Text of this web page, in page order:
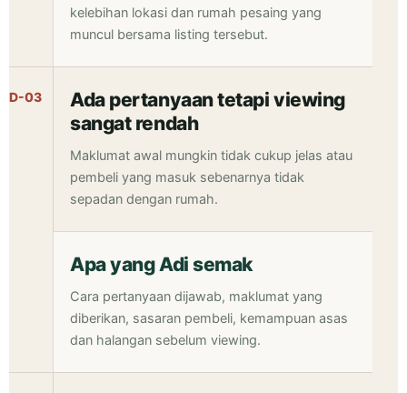
kelebihan lokasi dan rumah pesaing yang
muncul bersama listing tersebut.
D-03
Ada pertanyaan tetapi viewing
sangat rendah
Maklumat awal mungkin tidak cukup jelas atau
pembeli yang masuk sebenarnya tidak
sepadan dengan rumah.
Apa yang Adi semak
Cara pertanyaan dijawab, maklumat yang
diberikan, sasaran pembeli, kemampuan asas
dan halangan sebelum viewing.